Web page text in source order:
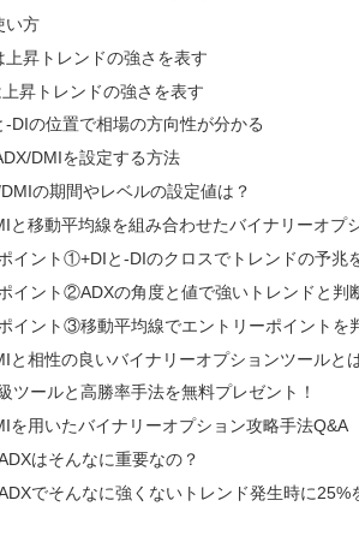
い方
上昇トレンドの強さを表す
昇トレンドの強さを表す
-DIの位置で相場の方向性が分かる
DMIを設定する方法
の期間やレベルの設定値は？
と移動平均線を組み合わせたバイナリーオプ
イント①+DIと-DIのクロスでトレンドの予兆
イント②ADXの角度と値で強いトレンドと判
イント③移動平均線でエントリーポイントを
と相性の良いバイナリーオプションツールと
ツールと高勝率手法を無料プレゼント！
を用いたバイナリーオプション攻略手法Q&A
はそんなに重要なの？
でそんなに強くないトレンド発生時に25%